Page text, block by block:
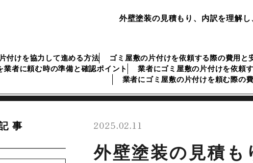
外壁塗装の見積もり、内訳を理解し
付けを協力して進める方法 ゴミ屋敷の片付けを依頼する際の費用と
業者に頼む時の準備と確認ポイント
業者にゴミ屋敷の片付けを依頼
業者にゴミ屋敷の片付けを頼む際の
2025.02.11
外壁塗装の見積も
事